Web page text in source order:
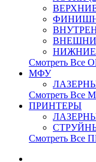
НИЖНИЕ
Смотреть Все
МФУ
Смотреть Все
ПРИНТЕРЫ
Смотреть Все